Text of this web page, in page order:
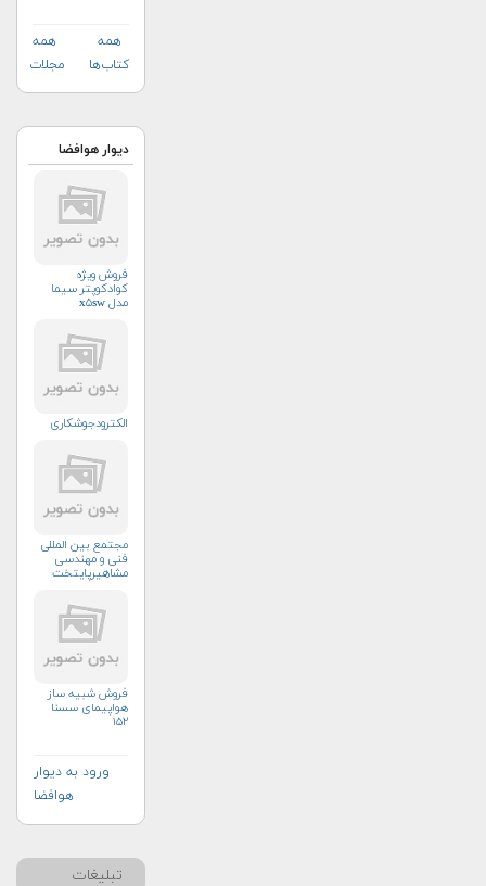
همه
کتاب‌ها
همه
مجلات
دیوار هوافضا
فروش ویژه
کوادکوپتر سیما
مدل x۵sw
الکترودجوشکاری
مجتمع بین المللی
فنی و مهندسی
مشاهیرپایتخت
فروش شبیه ساز
هواپیمای سسنا
۱۵۲
ورود به دیوار
هوافضا
تبلیغات